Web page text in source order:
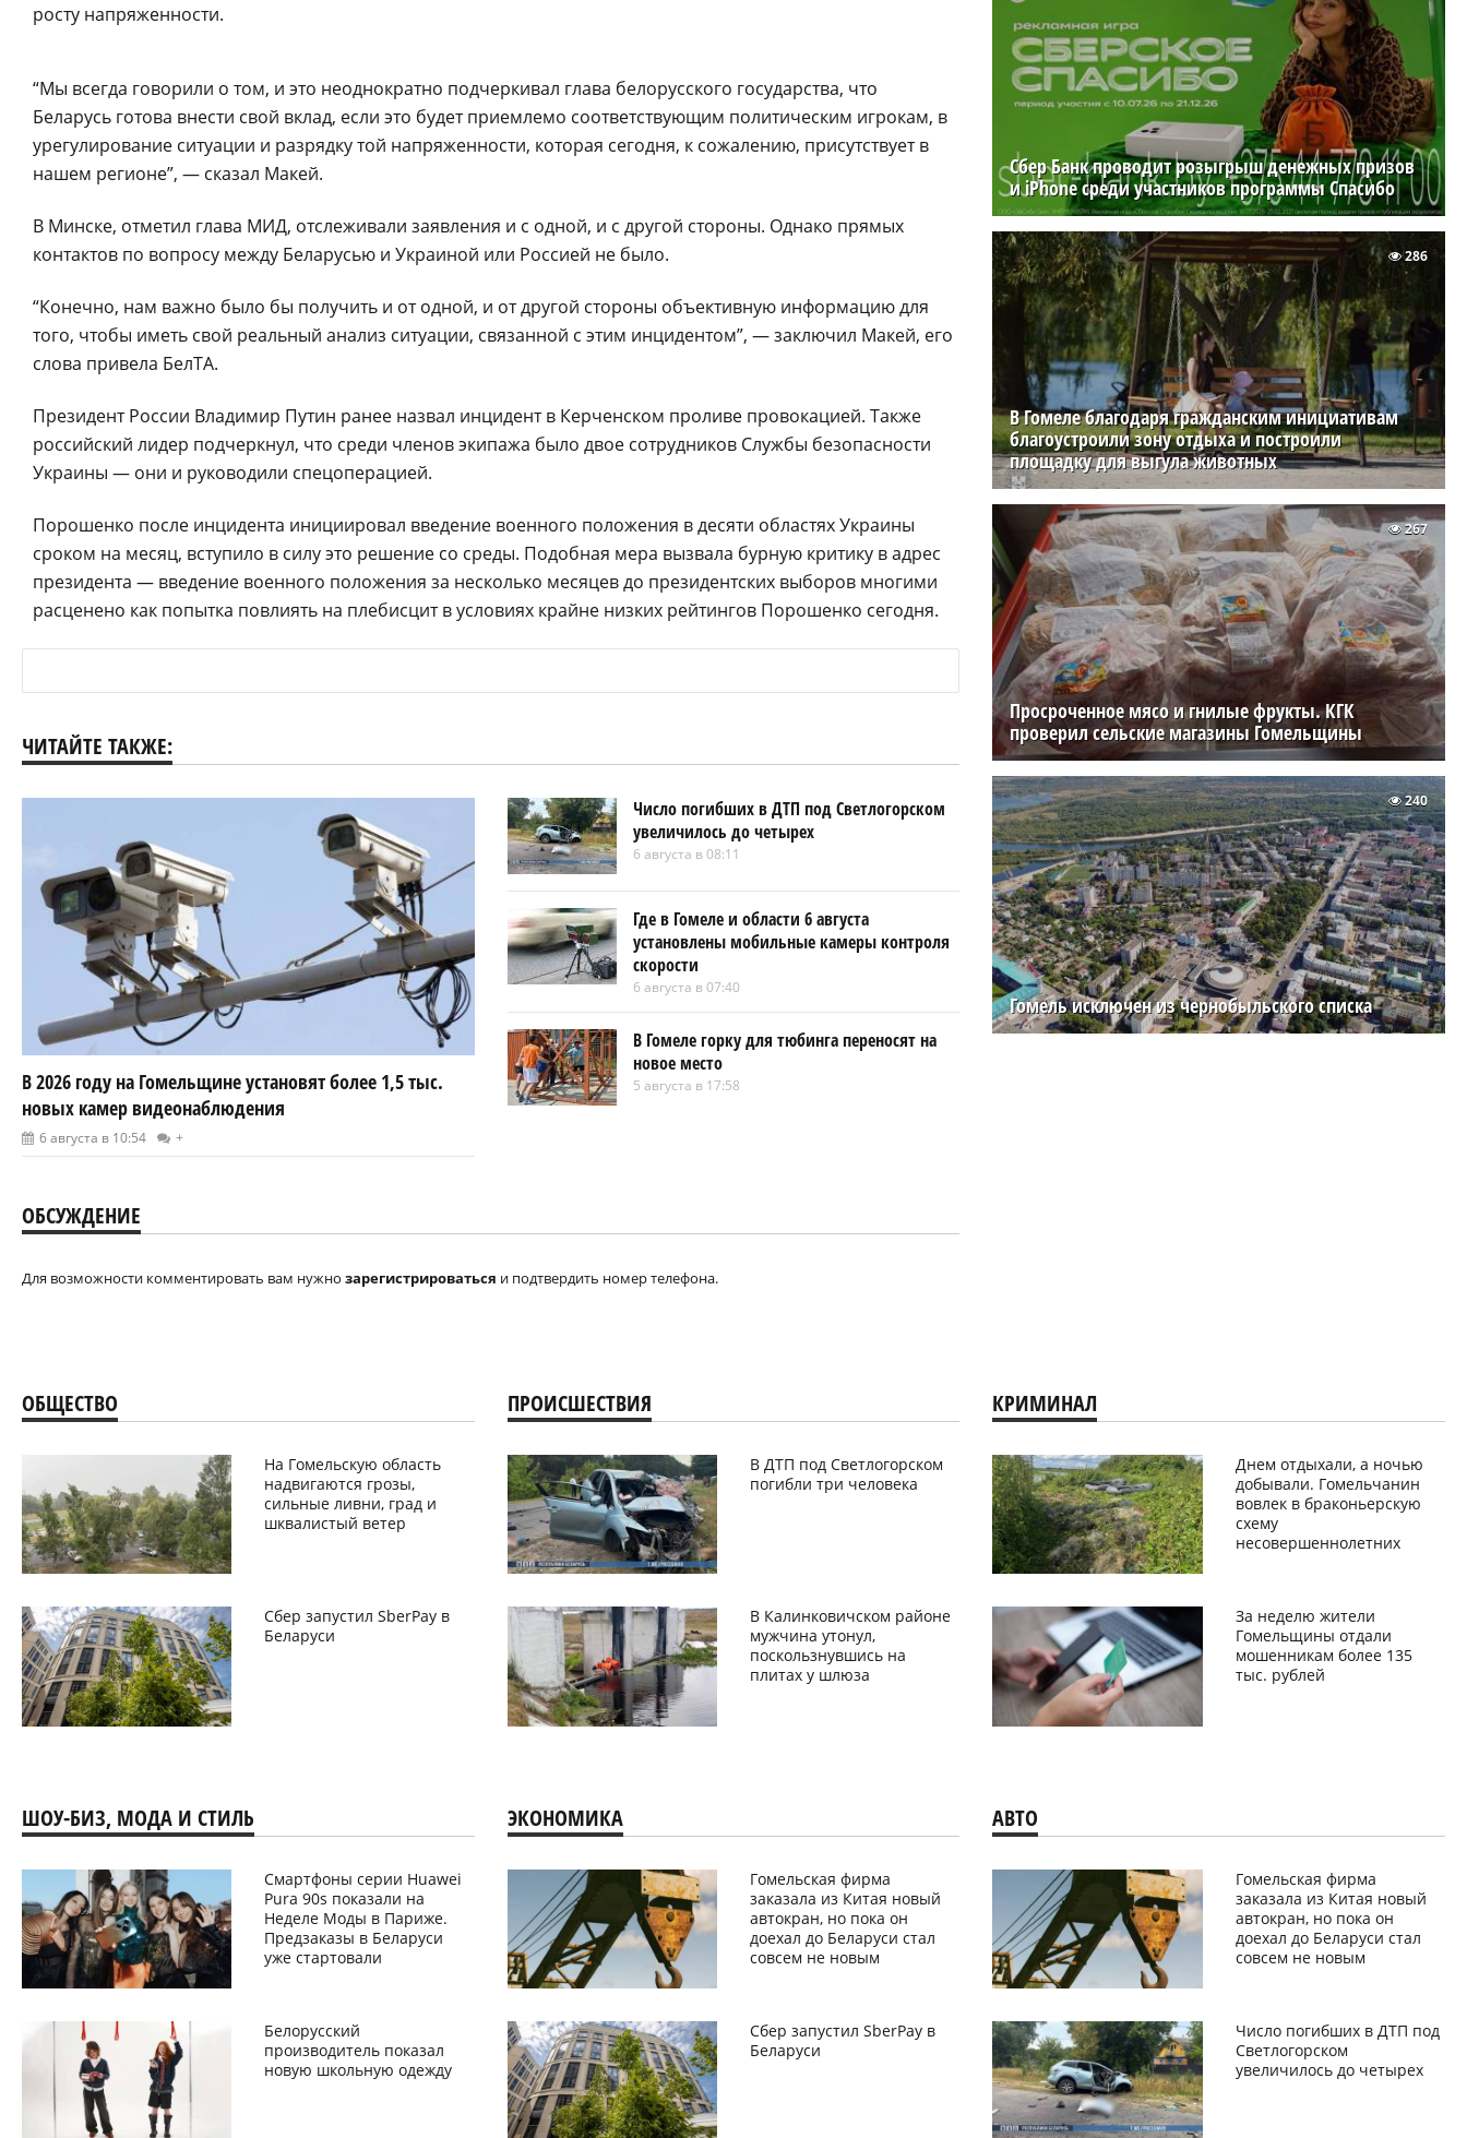
росту напряженности.
“Мы всегда говорили о том, и это неоднократно подчеркивал глава белорусского государства, что
Беларусь готова внести свой вклад, если это будет приемлемо соответствующим политическим игрокам, в
урегулирование ситуации и разрядку той напряженности, которая сегодня, к сожалению, присутствует в
нашем регионе”, — сказал Макей.
В Минске, отметил глава МИД, отслеживали заявления и с одной, и с другой стороны. Однако прямых
контактов по вопросу между Беларусью и Украиной или Россией не было.
“Конечно, нам важно было бы получить и от одной, и от другой стороны объективную информацию для
того, чтобы иметь свой реальный анализ ситуации, связанной с этим инцидентом”, — заключил Макей, его
слова привела БелТА.
Президент России Владимир Путин ранее назвал инцидент в Керченском проливе провокацией. Также
российский лидер подчеркнул, что среди членов экипажа было двое сотрудников Службы безопасности
Украины — они и руководили спецоперацией.
Порошенко после инцидента инициировал введение военного положения в десяти областях Украины
сроком на месяц, вступило в силу это решение со среды. Подобная мера вызвала бурную критику в адрес
президента — введение военного положения за несколько месяцев до президентских выборов многими
расценено как попытка повлиять на плебисцит в условиях крайне низких рейтингов Порошенко сегодня.
ЧИТАЙТЕ ТАКЖЕ:
В 2026 году на Гомельщине установят более 1,5 тыс.
новых камер видеонаблюдения
6 августа в 10:54 +
Число погибших в ДТП под Светлогорском
увеличилось до четырех
6 августа в 08:11
Где в Гомеле и области 6 августа
установлены мобильные камеры контроля
скорости
6 августа в 07:40
В Гомеле горку для тюбинга переносят на
новое место
5 августа в 17:58
ОБСУЖДЕНИЕ
Для возможности комментировать вам нужно зарегистрироваться и подтвердить номер телефона.
Сбер Банк проводит розыгрыш денежных призов
и iPhone среди участников программы Спасибо
В Гомеле благодаря гражданским инициативам
благоустроили зону отдыха и построили
площадку для выгула животных
286
Просроченное мясо и гнилые фрукты. КГК
проверил сельские магазины Гомельщины
267
Гомель исключен из чернобыльского списка
240
ОБЩЕСТВО
На Гомельскую область
надвигаются грозы,
сильные ливни, град и
шквалистый ветер
Сбер запустил SberPay в
Беларуси
ПРОИСШЕСТВИЯ
В ДТП под Светлогорском
погибли три человека
В Калинковичском районе
мужчина утонул,
поскользнувшись на
плитах у шлюза
КРИМИНАЛ
Днем отдыхали, а ночью
добывали. Гомельчанин
вовлек в браконьерскую
схему
несовершеннолетних
За неделю жители
Гомельщины отдали
мошенникам более 135
тыс. рублей
ШОУ-БИЗ, МОДА И СТИЛЬ
Смартфоны серии Huawei
Pura 90s показали на
Неделе Моды в Париже.
Предзаказы в Беларуси
уже стартовали
Белорусский
производитель показал
новую школьную одежду
ЭКОНОМИКА
Гомельская фирма
заказала из Китая новый
автокран, но пока он
доехал до Беларуси стал
совсем не новым
Сбер запустил SberPay в
Беларуси
АВТО
Гомельская фирма
заказала из Китая новый
автокран, но пока он
доехал до Беларуси стал
совсем не новым
Число погибших в ДТП под
Светлогорском
увеличилось до четырех